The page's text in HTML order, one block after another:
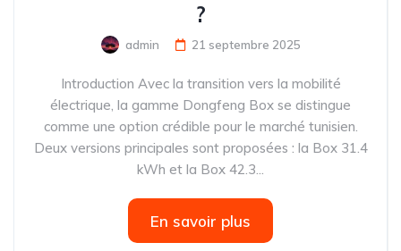
?
admin 21 septembre 2025
Introduction Avec la transition vers la mobilité
électrique, la gamme Dongfeng Box se distingue
comme une option crédible pour le marché tunisien.
Deux versions principales sont proposées : la Box 31.4
kWh et la Box 42.3...
En savoir plus